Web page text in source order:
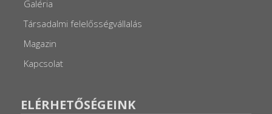
Galéria
Társadalmi felelősségvállalás
Magazin
Kapcsolat
ELÉRHETŐSÉGEINK